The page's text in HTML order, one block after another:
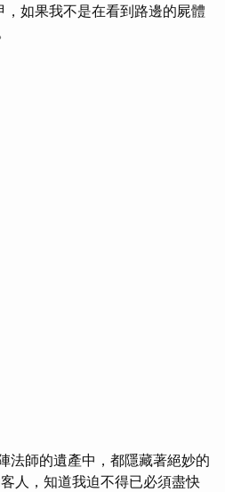
，如果我不是在看到路邊的屍體
法師的遺產中，都隱藏著絕妙的
人，知道我迫不得已必須盡快